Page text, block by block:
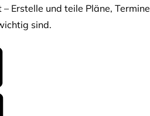
Erstelle und teile Pläne, Termine
sind.